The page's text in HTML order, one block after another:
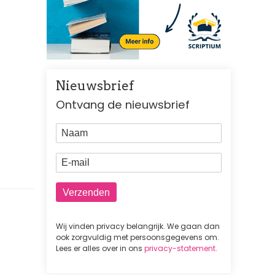
Nieuwsbrief
Ontvang de nieuwsbrief
Naam
E-mail
Wij vinden privacy belangrijk. We gaan dan
ook zorgvuldig met persoonsgegevens om.
Lees er alles over in ons privacy-statement.